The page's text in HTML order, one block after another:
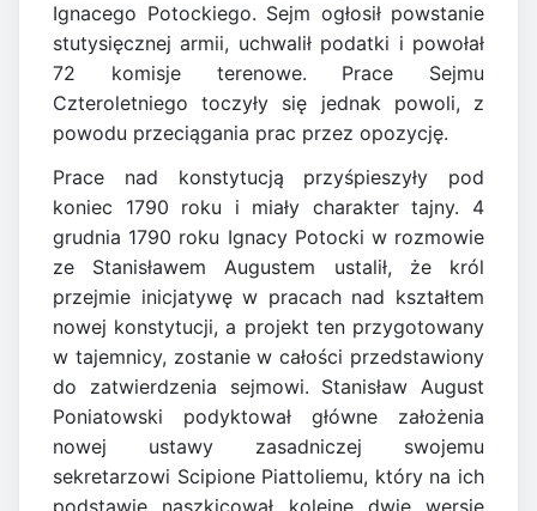
Ignacego Potockiego. Sejm ogłosił powstanie
stutysięcznej armii, uchwalił podatki i powołał
72 komisje terenowe. Prace Sejmu
Czteroletniego toczyły się jednak powoli, z
powodu przeciągania prac przez opozycję.
Prace nad konstytucją przyśpieszyły pod
koniec 1790 roku i miały charakter tajny. 4
grudnia 1790 roku Ignacy Potocki w rozmowie
ze Stanisławem Augustem ustalił, że król
przejmie inicjatywę w pracach nad kształtem
nowej konstytucji, a projekt ten przygotowany
w tajemnicy, zostanie w całości przedstawiony
do zatwierdzenia sejmowi. Stanisław August
Poniatowski podyktował główne założenia
nowej ustawy zasadniczej swojemu
sekretarzowi Scipione Piattoliemu, który na ich